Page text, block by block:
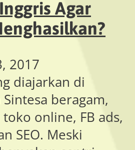
Agar
2017
diajarkan di
beragam,
online, FB ads,
SEO. Meski